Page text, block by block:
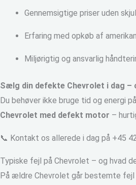
Gennemsigtige priser uden
Erfaring med opkøb af
Miljørigtig og ansvarlig
Sælg din defekte Chevrolet i dag
Du behøver ikke bruge tid og energi
Chevrolet med defekt motor –
📞 Kontakt os allerede i dag på +45
Typiske fejl på Chevrolet – og hvad
På ældre Chevrolet går bestemte fejl